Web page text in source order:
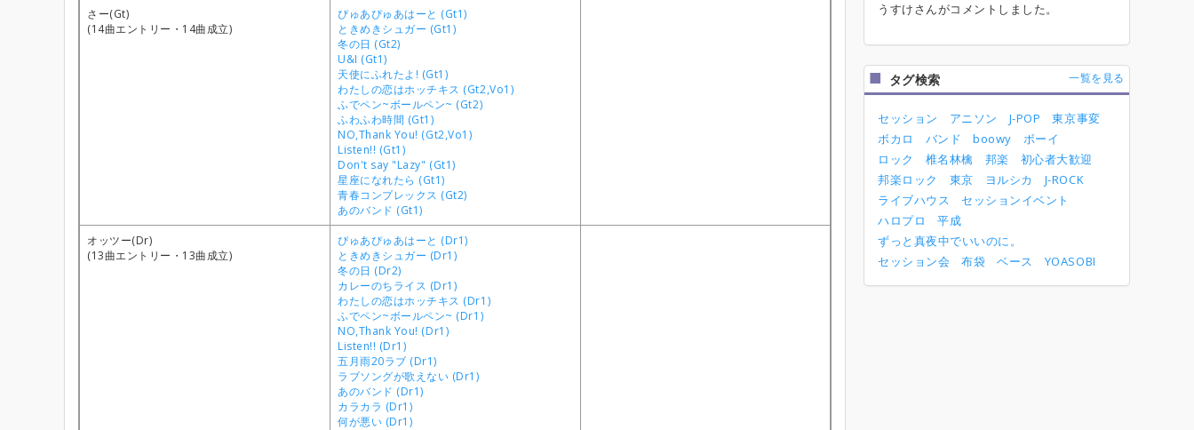
さー(Gt)
(14曲エントリー・14曲成立)
ぴゅあぴゅあはーと (Gt1)
ときめきシュガー (Gt1)
冬の日 (Gt2)
U&I (Gt1)
天使にふれたよ! (Gt1)
わたしの恋はホッチキス (Gt2,Vo1)
ふでペン~ボールペン~ (Gt2)
ふわふわ時間 (Gt1)
NO,Thank You! (Gt2,Vo1)
Listen!! (Gt1)
Don't say "Lazy" (Gt1)
星座になれたら (Gt1)
青春コンプレックス (Gt2)
あのバンド (Gt1)
オッツー(Dr)
(13曲エントリー・13曲成立)
ぴゅあぴゅあはーと (Dr1)
ときめきシュガー (Dr1)
冬の日 (Dr2)
カレーのちライス (Dr1)
わたしの恋はホッチキス (Dr1)
ふでペン~ボールペン~ (Dr1)
NO,Thank You! (Dr1)
Listen!! (Dr1)
五月雨20ラブ (Dr1)
ラブソングが歌えない (Dr1)
あのバンド (Dr1)
カラカラ (Dr1)
何が悪い (Dr1)
うすけさんがコメントしました。
タグ検索 一覧を見る
セッション アニソン J-POP
東京事変
ボカロ
バンド boowy
ボーイ
ロック
椎名林檎 邦楽
初心者大歓迎
邦楽ロック
東京 ヨルシカ
J-ROCK
ライブハウス
セッションイベント
ハロプロ
平成
ずっと真夜中でいいのに。
セッション会
布袋 ベース YOASOBI